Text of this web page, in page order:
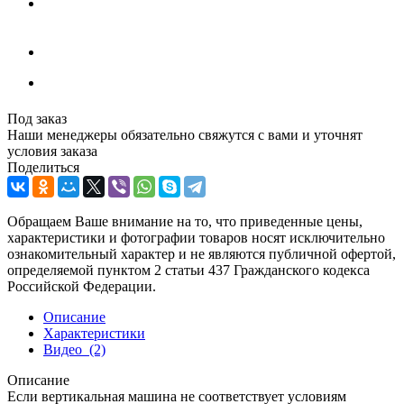
Под заказ
Наши менеджеры обязательно свяжутся с вами и уточнят
условия заказа
Поделиться
Обращаем Ваше внимание на то, что приведенные цены,
характеристики и фотографии товаров носят исключительно
ознакомительный характер и не являются публичной офертой,
определяемой пунктом 2 статьи 437 Гражданского кодекса
Российской Федерации.
Описание
Характеристики
Видео (2)
Описание
Если вертикальная машина не соответствует условиям